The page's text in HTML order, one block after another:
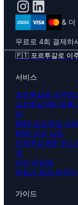
& 더
무료로 4회 결제하
🇵🇹 포르투갈로 이
서비스
포르투갈로 이주하
포르투갈 NIF 등록
원
NISS 포르투갈 지원
NHR 세금 상담
포르투갈 NIF 주소
경
이민 컨설팅
부동산 탐색 전문가
가이드